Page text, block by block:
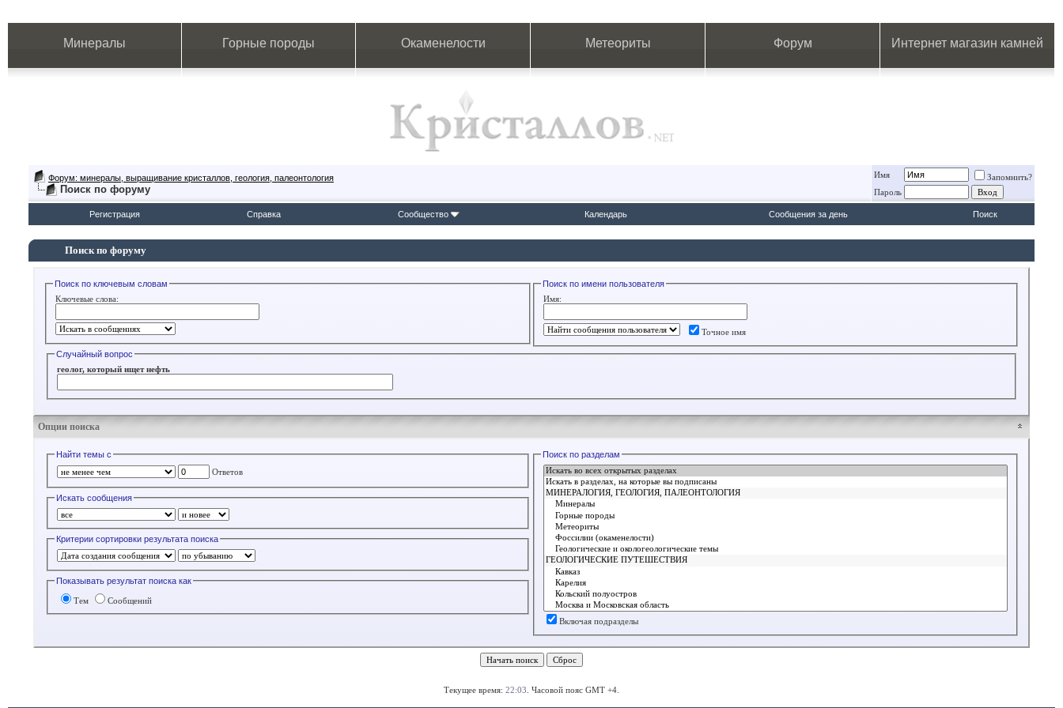
Минералы Горные породы Окаменелости Метеориты Форум Интернет магазин камней
Форум: минералы, выращивание кристаллов, геология, палеонтология
Поиск по форуму
Имя
Запомнить?
Пароль
Регистрация Справка Сообщество Календарь Сообщения за день Поиск
Поиск по форуму
Поиск по ключевым словам
Ключевые слова:
Поиск по имени пользователя
Имя:
Точное имя
Случайный вопрос
геолог, который ищет нефть
Опции поиска
Найти темы с
Ответов
Искать сообщения
Критерии сортировки результата поиска
Показывать результат поиска как
Тем Сообщений
Поиск по разделам
Включая подразделы
Текущее время: 22:03 . Часовой пояс GMT +4.